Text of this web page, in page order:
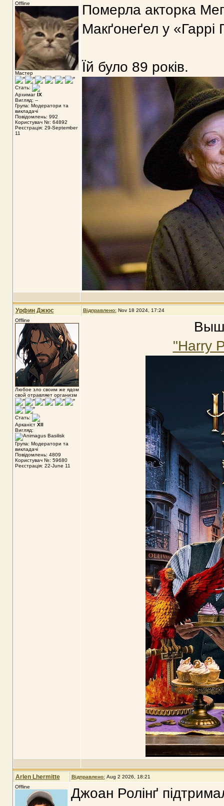
Offline
Мастер
Стать:
Архимаг IX
Вигляд: --
Група: Модератори та
викладачі
Повідомлень: 992
Користувач №: 64892
Реєстрація: 29-September
11
Померла акторка
Макґонеґел у «Гаррі
Їй було 89 років.
Урфин Джюс Відправлено: Nov 18 2024, 17:24
Offline
Любое зло своим же ядом
свой отравляет организм
Стать:
Арканіст XII
Вигляд:
Група: Модератори та
викладачі
Повідомлень: 4809
Користувач №: 59680
Реєстрація: 22-June 11
"Harry
Arlen Lhermitte Відправлено: Aug 2 2026, 18:21
Offline
Джоан Ролінґ